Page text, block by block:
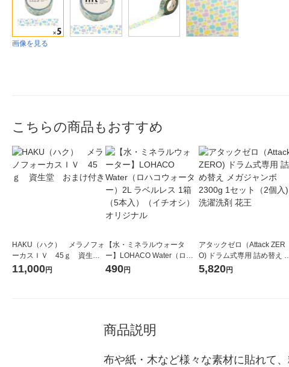
画像を見る
こちらの商品もおすすめ
HAKU（ハク） メラノフォ
ーカスＩＶ 45ｇ 資生
堂 おまけ付き
11,000円
【水・ミネラルウォータ
ー】LOHACO Water（ロハ
コウォーター）2L ラベルレ
490円
アタックゼロ（Attack ZER
O) ドラム式専用 詰め替え
ガジャンボ 2300g 1セット
5,820円
商品説明
布や紙・木など様々な素材に貼れて